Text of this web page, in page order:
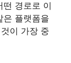
경로로 이
은 플랫폼을
이 가장 중